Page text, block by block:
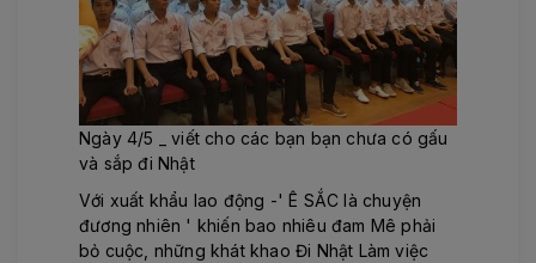
Ngày 4/5 _ viết cho các bạn bạn chưa có gấu
và sắp đi Nhật
Với xuất khẩu lao động -' Ê SẮC là chuyện
đương nhiên ' khiến bao nhiêu đam Mê phải
bỏ cuộc, những khát khao Đi Nhật Làm việc